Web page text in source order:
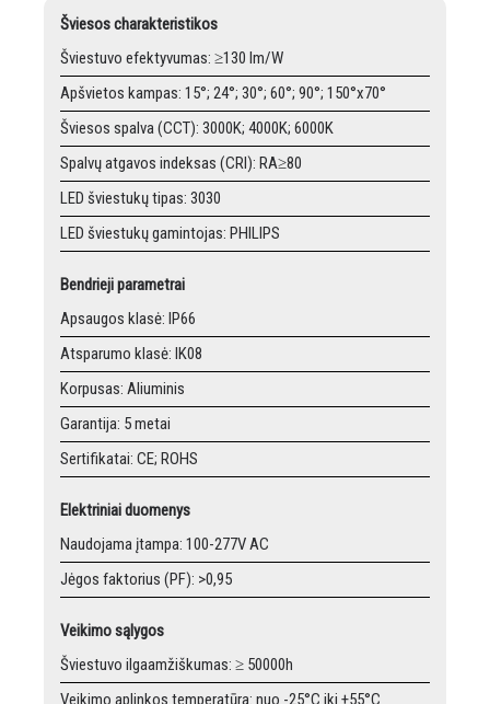
Šviesos charakteristikos
Šviestuvo efektyvumas: ≥130 lm/W
Apšvietos kampas: 15°; 24°; 30°; 60°; 90°; 150°x70°
Šviesos spalva (CCT): 3000K; 4000K; 6000K
Spalvų atgavos indeksas (CRI): RA≥80
LED šviestukų tipas: 3030
LED šviestukų gamintojas: PHILIPS
Bendrieji parametrai
Apsaugos klasė: IP66
Atsparumo klasė: IK08
Korpusas: Aliuminis
Garantija: 5 metai
Sertifikatai: CE; ROHS
Elektriniai duomenys
Naudojama įtampa: 100-277V AC
Jėgos faktorius (PF): >0,95
Veikimo sąlygos
Šviestuvo ilgaamžiškumas: ≥ 50000h
Veikimo aplinkos temperatūra: nuo -25°C iki +55°C